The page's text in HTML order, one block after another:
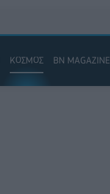
ΚΟΣΜΟΣ BN MAGAZINE